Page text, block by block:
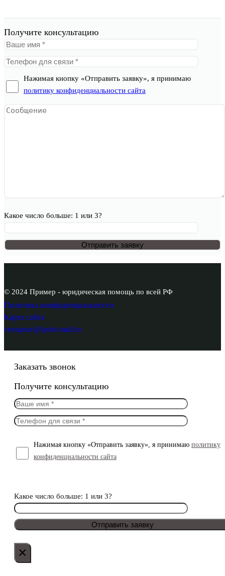
Получите консультацию
Нажимая кнопку «Отправить заявку», я принимаю
политику конфиденциальности сайта
Какое число больше: 1 или 3?
© 2024 Пример - юридическая помощь по всей РФ
Политика конфиденциальности
Карта сайта
voenprav@jurist-mail.ru
Заказать звонок
Получите консультацию
Нажимая кнопку «Отправить заявку», я принимаю политику
конфиденциальности сайта
Какое число больше: 1 или 3?
×